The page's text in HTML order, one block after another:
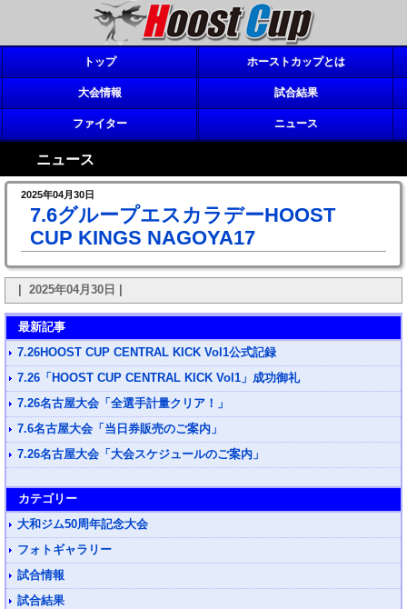
トップ ホーストカップとは
大会情報 試合結果
ファイター ニュース
ニュース
2025年04月30日
7.6グループエスカラデーHOOST
CUP KINGS NAGOYA17
| 2025年04月30日 |
最新記事
7.26HOOST CUP CENTRAL KICK Vol1公式記録
7.26「HOOST CUP CENTRAL KICK Vol1」成功御礼
7.26名古屋大会「全選手計量クリア！」
7.6名古屋大会「当日券販売のご案内」
7.26名古屋大会「大会スケジュールのご案内」
カテゴリー
大和ジム50周年記念大会
フォトギャラリー
試合情報
試合結果